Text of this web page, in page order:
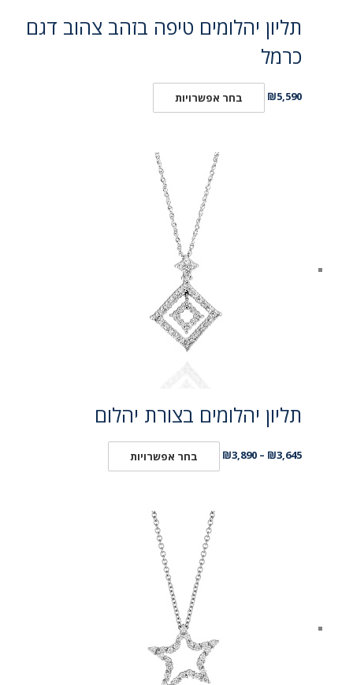
תליון יהלומים טיפה בזהב צהוב דגם
כרמל
₪5,590 בחר אפשרויות
תליון יהלומים בצורת יהלום
₪3,645
–
₪3,890 בחר אפשרויות